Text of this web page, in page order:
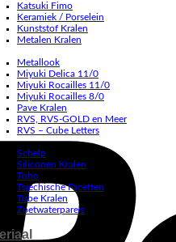
Katsuki Fimo
Keramiek / Porselein
Kunststof Kralen
Metalen Kralen
Metallook
Miyuki Delica 11/0
Miyuki Rocailles 11/0
Miyuki Rocailles 8/0
Pave Kralen
RVS, RVS-GOLD en Meer
RVS – Cube Letters
Schelp
Siliconen Kralen
Toho
Tsjechische Facetten
Tube Kralen
Zoetwaterparels